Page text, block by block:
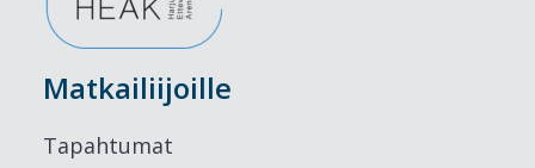
Matkailiijoille
Tapahtumat